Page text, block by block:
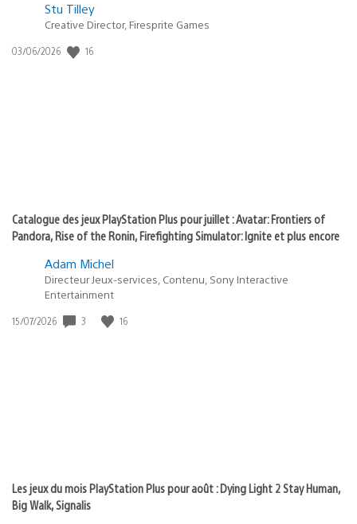
Postée
:
Stu Tilley
Creative Director, Firesprite Games
Date
03/06/2026 16
Catalogue des jeux PlayStation Plus pour juillet : Avatar: Frontiers of
Pandora, Rise of the Ronin, Firefighting Simulator: Ignite et plus encore
Adam Michel
Directeur Jeux-services, Contenu, Sony Interactive
Entertainment
Date
15/07/2026 3 16
Les jeux du mois PlayStation Plus pour août : Dying Light 2 Stay Human,
Big Walk, Signalis